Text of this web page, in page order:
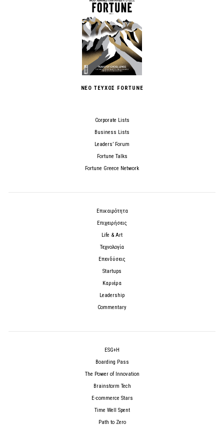
ΝΕΟ ΤΕΥΧΟΣ FORTUNE
Corporate Lists
Business Lists
Leaders’ Forum
Fortune Talks
Fortune Greece Network
Επικαιρότητα
Επιχειρήσεις
Life & Art
Τεχνολογία
Επενδύσεις
Startups
Καριέρα
Leadership
Commentary
ESG+H
Boarding Pass
The Power of Innovation
Brainstorm Tech
E-commerce Stars
Time Well Spent
Path to Zero